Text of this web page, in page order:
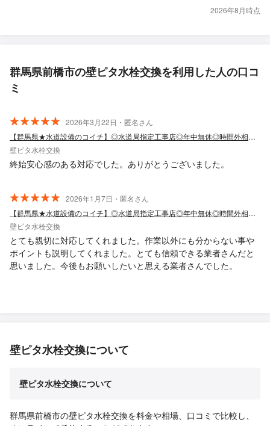
2026年8月時点
群馬県前橋市の壁ピタ水栓交換を利用した人の口コ
ミ
2026年3月22日・匿名さん
【群馬県★水道設備のコイチ】◎水道局指定工事店◎年中無休◎時間外相談可
壁ピタ水栓交換
終始安心感のある対応でした。ありがとうございました。
2026年1月7日・匿名さん
【群馬県★水道設備のコイチ】◎水道局指定工事店◎年中無休◎時間外相談可
壁ピタ水栓交換
とても親切に対応してくれました。作業以外にも分からない事や
ポイントも説明してくれました。とても信頼できる業者さんだと
思いました。今後もお願いしたいと思える業者さんでした。
壁ピタ水栓交換について
壁ピタ水栓交換について
群馬県前橋市の壁ピタ水栓交換を料金や相場、口コミで比較し、